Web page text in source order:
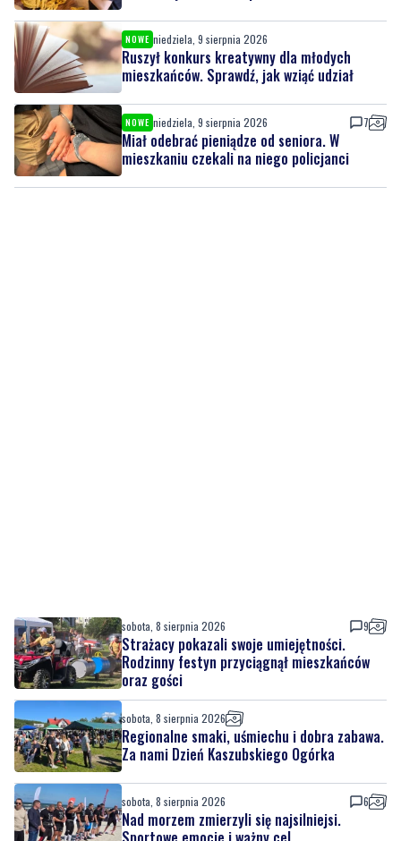
NOWE niedziela, 9 sierpnia 2026
Wakacyjne inspiracje w muzeum. Rodzinne
warsztaty i twórcze spotkania
NOWE niedziela, 9 sierpnia 2026
Ruszył konkurs kreatywny dla młodych
mieszkańców. Sprawdź, jak wziąć udział
NOWE niedziela, 9 sierpnia 2026 7
sobota, 8 sierpnia 2026
Strażacy pokazali swoje umiejętności.
Rodzinny festyn przyciągnął mieszkańców
oraz gości
sobota, 8 sierpnia 2026
Regionalne smaki, uśmiechu i dobra zabawa.
Za nami Dzień Kaszubskiego Ogórka